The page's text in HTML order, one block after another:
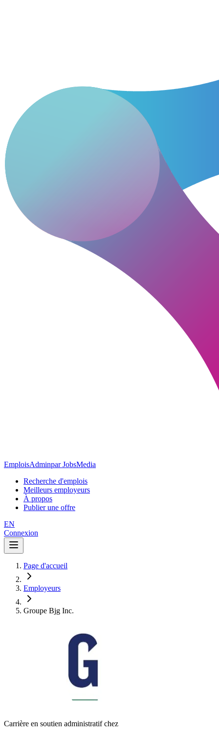
EmploisAdminpar JobsMedia
Recherche d'emplois
Meilleurs employeurs
À propos
Publier une offre
EN
Connexion
Page d'accueil
Employeurs
Groupe Bjg Inc.
Carrière en soutien administratif chez